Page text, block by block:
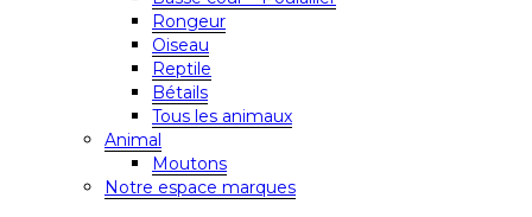
Rongeur
Oiseau
Reptile
Bétails
Tous les animaux
Animal
Moutons
Notre espace marques